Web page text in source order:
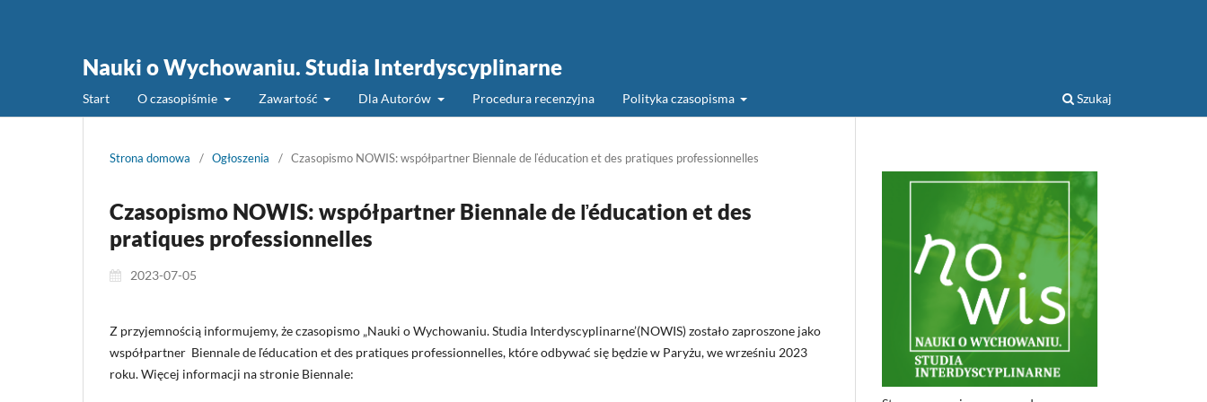
Nauki o Wychowaniu. Studia Interdyscyplinarne
Start O czasopiśmie Zawartość Dla Autorów Procedura recenzyjna Polityka czasopisma Szukaj
Strona domowa / Ogłoszenia / Czasopismo NOWIS: współpartner Biennale de ľéducation et des pratiques professionnelles
Czasopismo NOWIS: współpartner Biennale de ľéducation et des
pratiques professionnelles
2023-07-05
Z przyjemnością informujemy, że czasopismo „Nauki o Wychowaniu. Studia Interdyscyplinarne’(NOWIS) zostało zaproszone jako
współpartner Biennale de ľéducation et des pratiques professionnelles, które odbywać się będzie w Paryżu, we wrześniu 2023
roku. Więcej informacji na stronie Biennale: